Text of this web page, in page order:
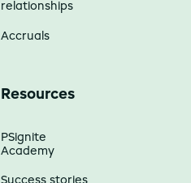
relationships
Accruals
Resources
PSignite
Academy
Success stories